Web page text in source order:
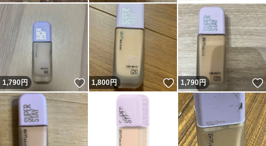
1,790円 いいね！
1,800円 いいね！
1,790円